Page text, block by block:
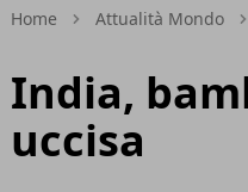
Home Attualità Mondo
India,
uccisa